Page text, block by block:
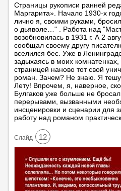
Страницы рукописи ранней
Маргарита». Начало 1930-х
лично я, своими руками,
о дьяволе…" . Работа над
возобновилась в 1931 г. А 2
сообщал своему другу
вселился бес. Уже в
задыхаясь в моих
страницей наново тот свой
роман. Зачем? Не знаю. Я тешу
Лету! Впрочем, я, наверное,
Булгаков уже больше не
перерывами, вызванными
инсценировки и сценарии для
работу над романом
Cлайд 12